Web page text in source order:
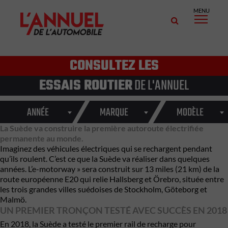
MENU
CONSULTEZ LES
ESSAIS ROUTIERDE L'ANNUEL
ANNÉE MARQUE MODÈLE
La Suède va construire la première autoroute électrifiée
permanente au monde.
Imaginez des véhicules électriques qui se rechargent pendant
qu’ils roulent. C’est ce que la Suède va réaliser dans quelques
années. L’e-motorway » sera construit sur 13 miles (21 km) de la
route européenne E20 qui relie Hallsberg et Örebro, située entre
les trois grandes villes suédoises de Stockholm, Göteborg et
Malmö.
UN PREMIER TRONÇON TESTÉ AVEC SUCCÈS EN 2018
En 2018, la Suède a testé le premier rail de recharge pour